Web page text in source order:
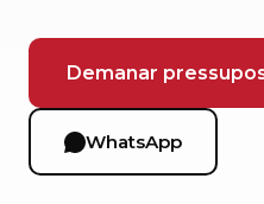
Demanar
WhatsApp